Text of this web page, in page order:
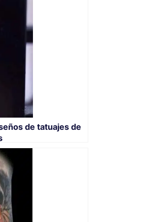
de tatuajes de